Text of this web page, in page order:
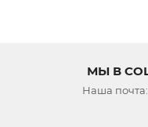
МЫ В
Наша почта: